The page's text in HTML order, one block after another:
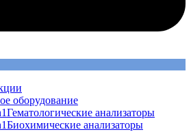
оборудование
Гематологические анализаторы
Биохимические анализаторы